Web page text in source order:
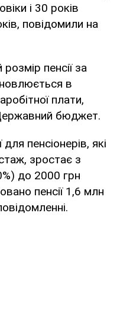
і 30 років
повідомили на
пенсії за
в
плати,
бюджет.
пенсіонерів, які
зростає з
до 2000 грн
пенсії 1,6 млн